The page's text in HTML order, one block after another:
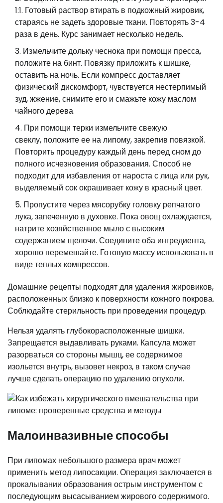
1:1. Готовый раствор втирать в подкожный жировик,
стараясь не задеть здоровые ткани. Повторять 3-4
раза в день. Курс занимает несколько недель.
Измельчите дольку чеснока при помощи пресса,
положите на бинт. Повязку приложить к шишке,
оставить на ночь. Если компресс доставляет
физический дискомфорт, чувствуется нестерпимый
зуд, жжение, снимите его и смажьте кожу маслом
чайного дерева.
При помощи терки измельчите свежую
свеклу, положите ее на липому, закрепив повязкой.
Повторить процедуру каждый день перед сном до
полного исчезновения образования. Способ не
подходит для избавления от нароста с лица или рук,
выделяемый сок окрашивает кожу в красный цвет.
Пропустите через мясорубку головку репчатого
лука, запеченную в духовке. Пока овощ охлаждается,
натрите хозяйственное мыло с высоким
содержанием щелочи. Соедините оба ингредиента,
хорошо перемешайте. Готовую массу использовать в
виде теплых компрессов.
Домашние рецепты подходят для удаления жировиков,
расположенных близко к поверхности кожного покрова.
Соблюдайте стерильность при проведении процедур.
Нельзя удалять глубокорасположенные шишки.
Запрещается выдавливать руками. Капсула может
разорваться со стороны мышц, ее содержимое
изольется внутрь, вызовет некроз, в таком случае
лучше сделать операцию по удалению опухоли.
Малоинвазивные способы
При липомах небольшого размера врач может
применить метод липосакции. Операция заключается в
прокалывании образования острым инструментом с
последующим высасыванием жирового содержимого.